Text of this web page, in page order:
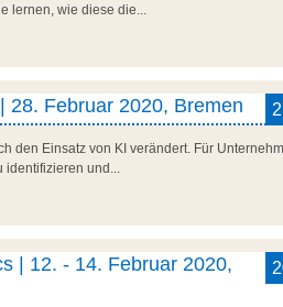
lernen, wie diese die...
28. Februar 2020, Bremen
den Einsatz von KI verändert. Für
identifizieren und...
| 12. - 14. Februar 2020,